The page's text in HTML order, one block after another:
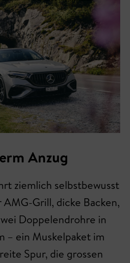
Anzug
ziemlich selbstbewusst
Grill, dicke Backen,
Doppelendrohre in
– ein Muskelpaket im
Spur, die grossen